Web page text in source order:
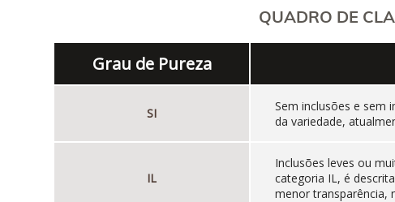
QUADRO DE
Grau de Pureza
SI
Sem inclusões e sem
da variedade,
IL
Inclusões leves ou
categoria IL, é
menor transparência,